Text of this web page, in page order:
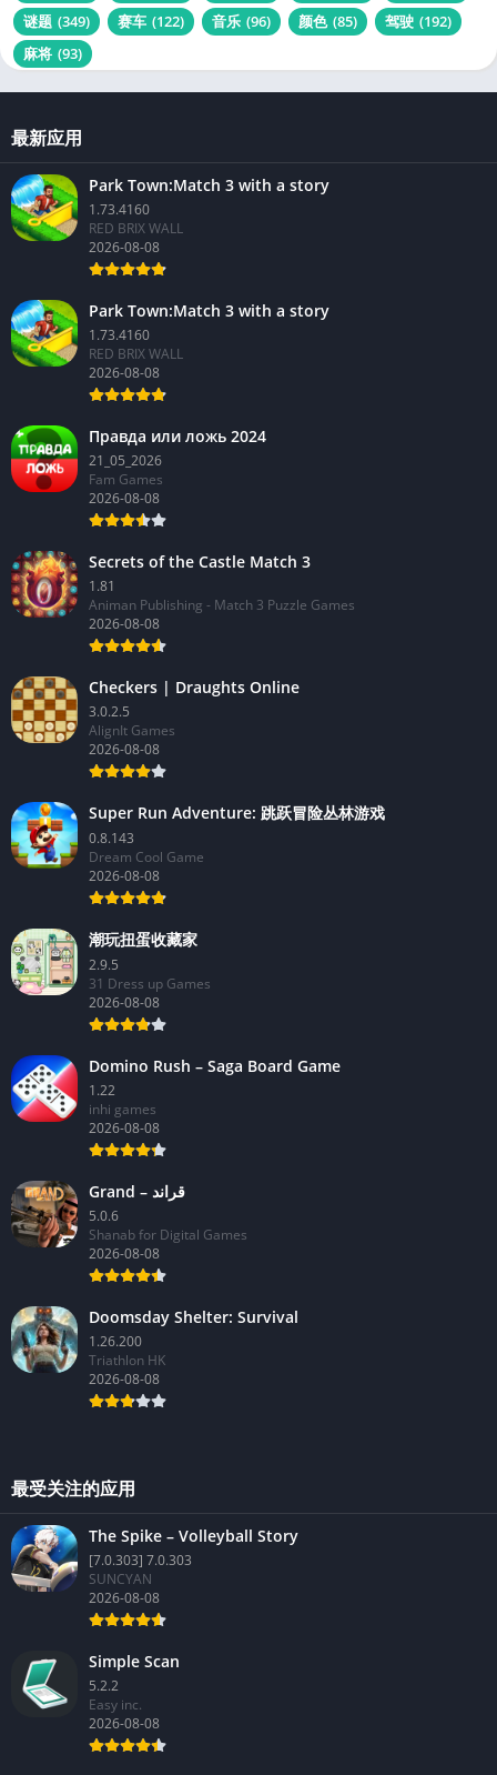
谜题 (349) 赛车 (122) 音乐 (96) 颜色 (85) 驾驶 (192)
麻将 (93)
最新应用
Park Town:Match 3 with a story
1.73.4160
RED BRIX WALL
2026-08-08
Park Town:Match 3 with a story
1.73.4160
RED BRIX WALL
2026-08-08
Правда или ложь 2024
21_05_2026
Fam Games
2026-08-08
Secrets of the Castle Match 3
1.81
Animan Publishing - Match 3 Puzzle Games
2026-08-08
Checkers | Draughts Online
3.0.2.5
AlignIt Games
2026-08-08
Super Run Adventure: 跳跃冒险丛林游戏
0.8.143
Dream Cool Game
2026-08-08
潮玩扭蛋收藏家
2.9.5
31 Dress up Games
2026-08-08
Domino Rush – Saga Board Game
1.22
inhi games
2026-08-08
Grand – قراند
5.0.6
Shanab for Digital Games
2026-08-08
Doomsday Shelter: Survival
1.26.200
Triathlon HK
2026-08-08
最受关注的应用
The Spike – Volleyball Story
[7.0.303] 7.0.303
SUNCYAN
2026-08-08
Simple Scan
5.2.2
Easy inc.
2026-08-08